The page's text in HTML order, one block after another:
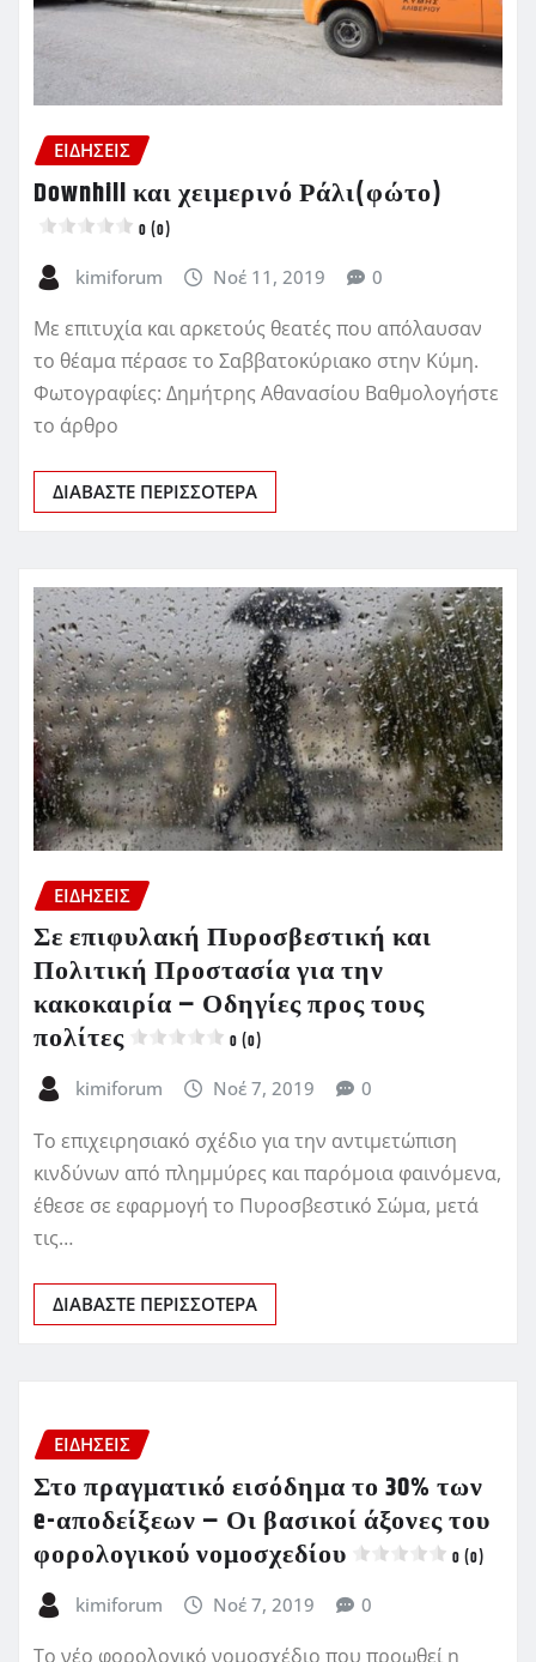
ΕΙΔΗΣΕΙΣ
Downhill και χειμερινό Ράλι(φώτο)
0 (0)
kimiforum Νοέ 11, 2019 0
Με επιτυχία και αρκετούς θεατές που απόλαυσαν
το θέαμα πέρασε το Σαββατοκύριακο στην Κύμη.
Φωτογραφίες: Δημήτρης Αθανασίου Βαθμολογήστε
το άρθρο
ΔΙΑΒΆΣΤΕ ΠΕΡΙΣΣΌΤΕΡΑ
ΕΙΔΗΣΕΙΣ
Σε επιφυλακή Πυροσβεστική και
Πολιτική Προστασία για την
κακοκαιρία – Οδηγίες προς τους
πολίτες
0 (0)
kimiforum Νοέ 7, 2019 0
Το επιχειρησιακό σχέδιο για την αντιμετώπιση
κινδύνων από πλημμύρες και παρόμοια φαινόμενα,
έθεσε σε εφαρμογή το Πυροσβεστικό Σώμα, μετά
τις…
ΔΙΑΒΆΣΤΕ ΠΕΡΙΣΣΌΤΕΡΑ
ΕΙΔΗΣΕΙΣ
Στο πραγματικό εισόδημα το 30% των
e-αποδείξεων – Οι βασικοί άξονες του
φορολογικού νομοσχεδίου
0 (0)
kimiforum Νοέ 7, 2019 0
Το νέο φορολογικό νομοσχέδιο που προωθεί η